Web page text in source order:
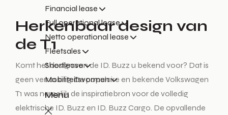
Financial lease
Full operational lease
Netto operational lease
Fleetsales
Shortlease
Mobiliteitsvormen
Menu
Herkenbaar design van
de T1
Komt het design van de ID. Buzz u bekend voor? Dat is
geen verrassing. De populaire en bekende Volkswagen
T1 was namelijk de inspiratiebron voor de volledig
elektrische ID. Buzz en ID. Buzz Cargo. De opvallende